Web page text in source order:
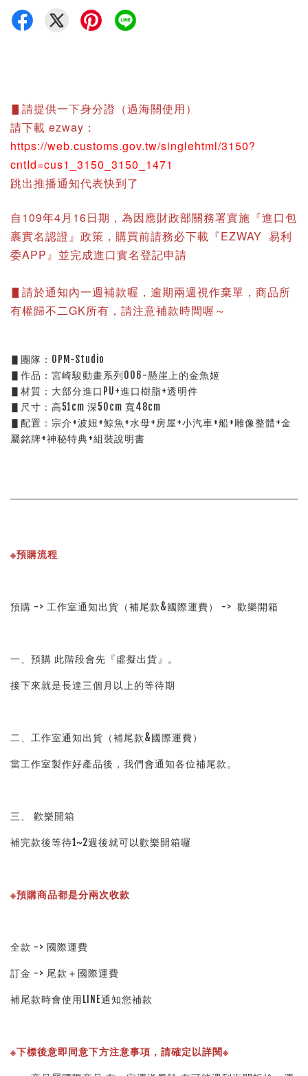
▋請提供一下身分證（過海關使用）
請下載 ezway：
https://web.customs.gov.tw/singlehtml/3150?
cntId=cus1_3150_3150_1471
跳出推播通知代表快到了
自109年4月16日期，為因應財政部關務署實施『進口包
裹實名認證』政策，購買前請務必下載『EZWAY 易利
委APP』並完成進口實名登記申請
▋請於通知內一週補款喔，逾期兩週視作棄單，商品所
有權歸不二GK所有，請注意補款時間喔～
▋團隊：OPM-Studio
▋作品：宮崎駿動畫系列006-懸崖上的金魚姬
▋材質：大部分進口PU+進口樹脂+透明件
▋尺寸：高51cm 深50cm 寬48cm
▋配置：宗介+波妞+鯨魚+水母+房屋+小汽車+船+雕像整體+金
屬銘牌+神秘特典+組裝說明書
※預購流程
預購 -> 工作室通知出貨（補尾款&國際運費） ->  歡樂開箱
一、預購 此階段會先『虛擬出貨』。
接下來就是長達三個月以上的等待期
二、工作室通知出貨（補尾款&國際運費）
當工作室製作好產品後，我們會通知各位補尾款。
三、 歡樂開箱
補完款後等待1~2週後就可以歡樂開箱囉
※預購商品都是分兩次收款
全款 -> 國際運費
訂金 -> 尾款＋國際運費
補尾款時會使用LINE通知您補款
※下標後意即同意下方注意事項，請確定以詳閱※